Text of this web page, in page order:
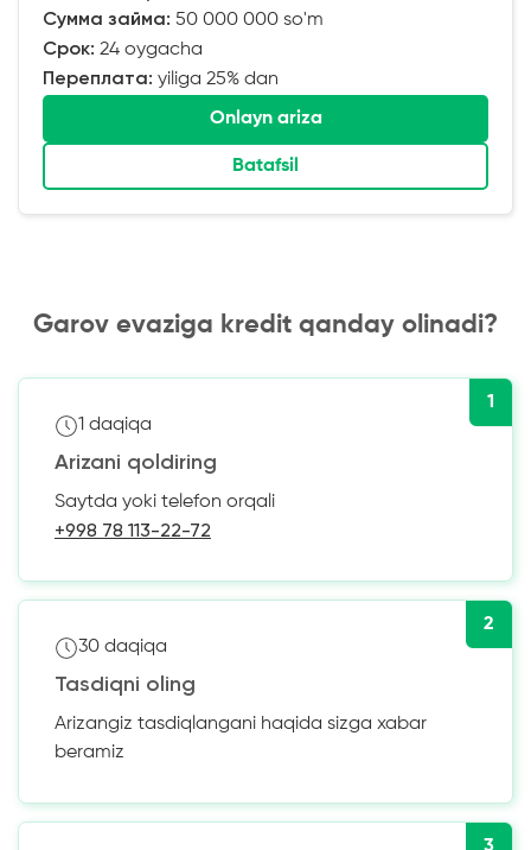
Сумма займа: 50 000 000 so'm
Срок: 24 oygacha
Переплата: yiliga 25% dan
Onlayn ariza
Batafsil
Garov evaziga kredit qanday olinadi?
1
1 daqiqa
Arizani qoldiring
Saytda yoki telefon orqali
+998 78 113-22-72
2
30 daqiqa
Tasdiqni oling
Arizangiz tasdiqlangani haqida sizga xabar
beramiz